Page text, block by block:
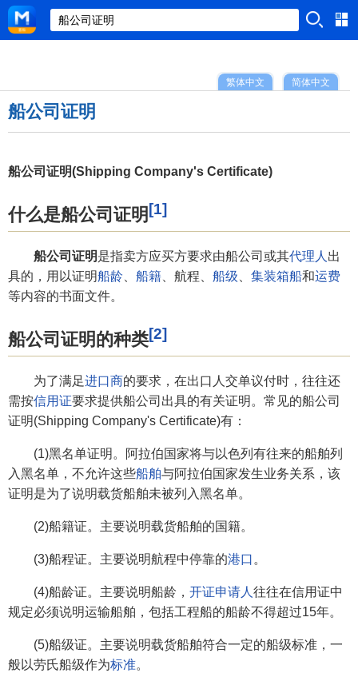
简体中文
繁体中文
船公司证明
船公司证明(Shipping Company's Certificate)
什么是船公司证明[1]
船公司证明是指卖方应买方要求由船公司或其代理人 出
具的，用以证明船龄 船籍 、航程、 船级 集装箱船和运费
等内容的书面文件。
船公司证明的种类[2]
为了满足进口商的要求，在出口人交单议付时，往往还
需按信用证要求提供船公司出具的有关证明。常见的船公司
证明(Shipping Company's Certificate)有：
(1)黑名单证明。阿拉伯国家将与以色列有往来的船舶列
入黑名单，不允许这些船舶与阿拉伯国家发生业务关系，该
证明是为了说明载货船舶未被列入黑名单。
(2)船籍证。主要说明载货船舶的国籍。
(3)船程证。主要说明航程中停靠的港口 。
(4)船龄证。主要说明船龄， 开证申请人 往往在信用证中
规定必须说明运输船舶，包括工程船的船龄不得超过15年。
(5)船级证。主要说明载货船舶符合一定的船级标准，一
般以劳氏船级作为标准。